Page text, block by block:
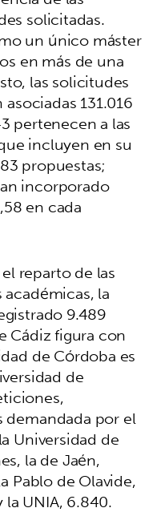
solicitadas.
un único máster
en más de una
las solicitudes
131.016
pertenecen a las
incluyen en su
propuestas;
incorporado
en cada
reparto de las
la
9.489
Cádiz figura con
de Córdoba es
de
demandada por el
Universidad de
la de Jaén,
Pablo de Olavide,
la UNIA, 6.840.